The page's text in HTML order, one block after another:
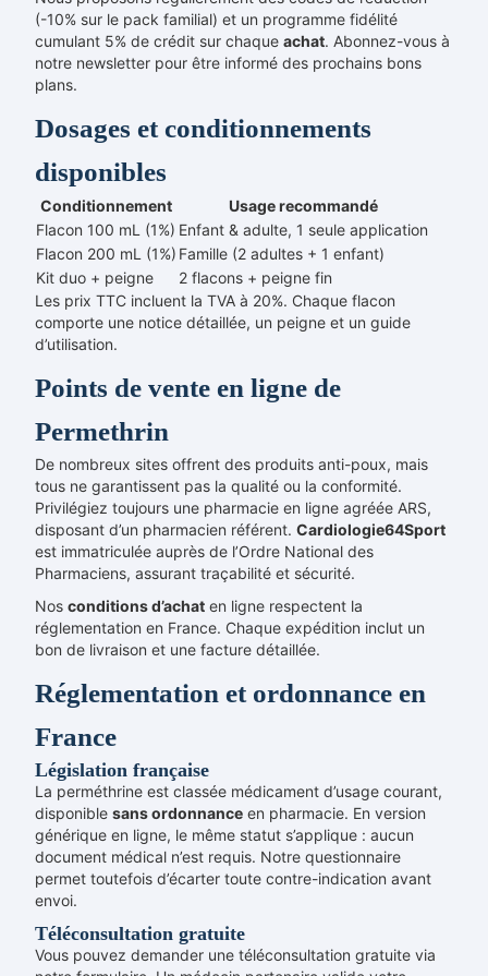
(-10% sur le pack familial) et un programme fidélité
cumulant 5% de crédit sur chaque achat. Abonnez-vous à
notre newsletter pour être informé des prochains bons
plans.
Dosages et conditionnements
disponibles
Conditionnement
Usage recommandé
Flacon 100 mL (1%) Enfant & adulte, 1 seule application
Flacon 200 mL (1%) Famille (2 adultes + 1 enfant)
Kit duo + peigne
2 flacons + peigne fin
Les prix TTC incluent la TVA à 20%. Chaque flacon
comporte une notice détaillée, un peigne et un guide
d’utilisation.
Points de vente en ligne de
Permethrin
De nombreux sites offrent des produits anti-poux, mais
tous ne garantissent pas la qualité ou la conformité.
Privilégiez toujours une pharmacie en ligne agréée ARS,
disposant d’un pharmacien référent. Cardiologie64Sport
est immatriculée auprès de l’Ordre National des
Pharmaciens, assurant traçabilité et sécurité.
Nos conditions d’achat en ligne respectent la
réglementation en France. Chaque expédition inclut un
bon de livraison et une facture détaillée.
Réglementation et ordonnance en
France
Législation française
La perméthrine est classée médicament d’usage courant,
disponible sans ordonnance en pharmacie. En version
générique en ligne, le même statut s’applique : aucun
document médical n’est requis. Notre questionnaire
permet toutefois d’écarter toute contre-indication avant
envoi.
Téléconsultation gratuite
Vous pouvez demander une téléconsultation gratuite via